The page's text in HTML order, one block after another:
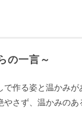
の一言～
で作る姿と温かみ
やさず、温かみの